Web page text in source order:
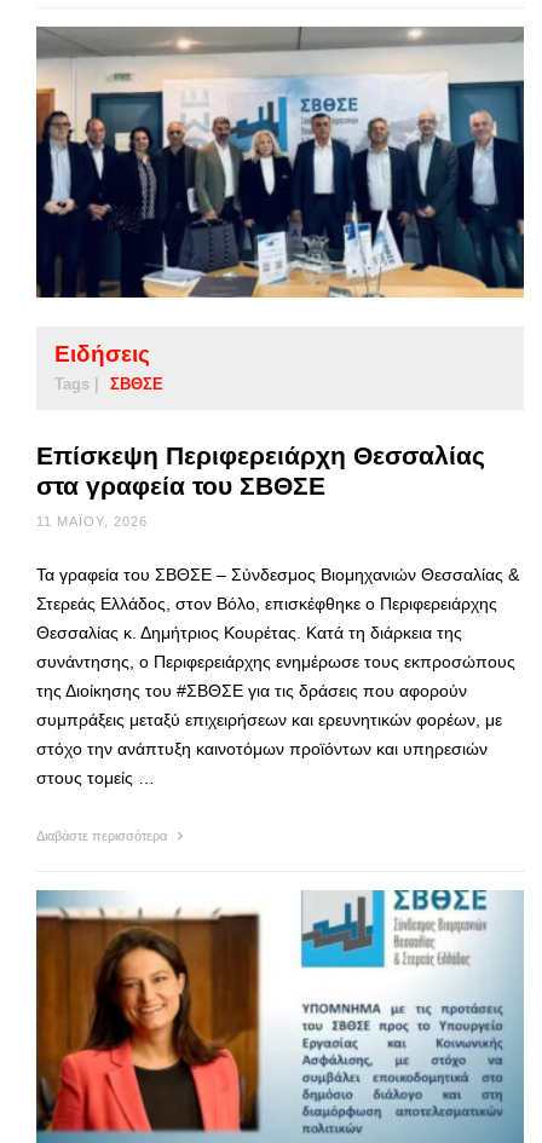
Ειδήσεις
Tags | ΣΒΘΣΕ
Επίσκεψη Περιφερειάρχη Θεσσαλίας
στα γραφεία του ΣΒΘΣΕ
11 ΜΑΪ́ΟΥ, 2026
Τα γραφεία του ΣΒΘΣΕ – Σύνδεσμος Βιομηχανιών Θεσσαλίας &
Στερεάς Ελλάδος, στον Βόλο, επισκέφθηκε ο Περιφερειάρχης
Θεσσαλίας κ. Δημήτριος Κουρέτας. Κατά τη διάρκεια της
συνάντησης, ο Περιφερειάρχης ενημέρωσε τους εκπροσώπους
της Διοίκησης του #ΣΒΘΣΕ για τις δράσεις που αφορούν
συμπράξεις μεταξύ επιχειρήσεων και ερευνητικών φορέων, με
στόχο την ανάπτυξη καινοτόμων προϊόντων και υπηρεσιών
στους τομείς …
Διαβάστε περισσότερα